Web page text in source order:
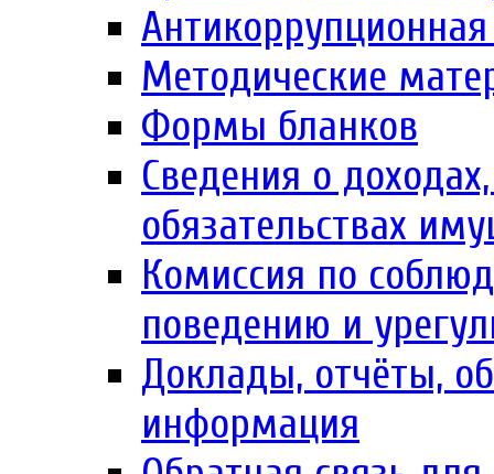
Антикоррупционная
Методические
Формы бланков
Сведения о
обязательствах
Комиссия по
поведению и
Доклады, отчёты,
информация